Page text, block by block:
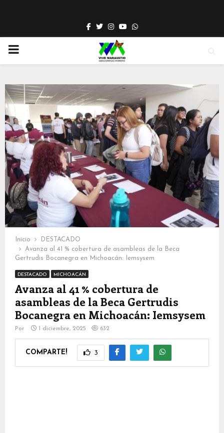
Facebook
TwitterInstagram
YoutubeWhatsapp
PRIMARY
Inicio
DESTACADO
Avanza al 41 % cobertura de asambleas de la Beca
Gertrudis Bocanegra en Michoacán: Iemsysem
DESTACADO MICHOACÁN
Avanza al 41 % cobertura de
asambleas de la Beca Gertrudis
Bocanegra en Michoacán: Iemsysem
Por 1 diciembre, 2025 632
COMPARTE! 3